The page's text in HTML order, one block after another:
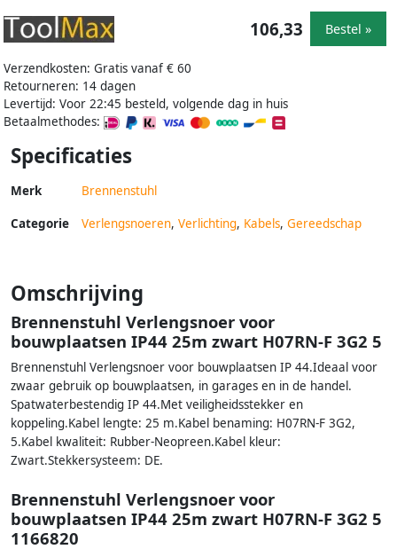
Verzendkosten: Gratis vanaf € 60
Retourneren: 14 dagen
Levertijd: Voor 22:45 besteld, volgende dag in huis
Betaalmethodes:
106,33 Bestel »
Specificaties
Merk Brennenstuhl
Categorie Verlengsnoeren, Verlichting, Kabels, Gereedschap
Omschrijving
Brennenstuhl Verlengsnoer voor
bouwplaatsen IP44 25m zwart H07RN-F 3G2 5
Brennenstuhl Verlengsnoer voor bouwplaatsen IP 44.Ideaal voor
zwaar gebruik op bouwplaatsen, in garages en in de handel.
Spatwaterbestendig IP 44.Met veiligheidsstekker en
koppeling.Kabel lengte: 25 m.Kabel benaming: H07RN-F 3G2,
5.Kabel kwaliteit: Rubber-Neopreen.Kabel kleur:
Zwart.Stekkersysteem: DE.
Brennenstuhl Verlengsnoer voor
bouwplaatsen IP44 25m zwart H07RN-F 3G2 5
1166820